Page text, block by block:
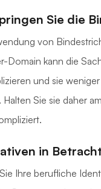
Sie die
von
Domain kann die
und sie
Halten Sie sie daher
in
Ihre berufliche